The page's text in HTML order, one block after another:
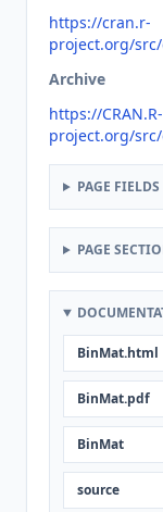
https://cran.r-
project.org/
Archive
https://CRAN.R-
project.org/
PAGE FIELDS
PAGE
BinMat.html
BinMat.pdf
BinMat
source